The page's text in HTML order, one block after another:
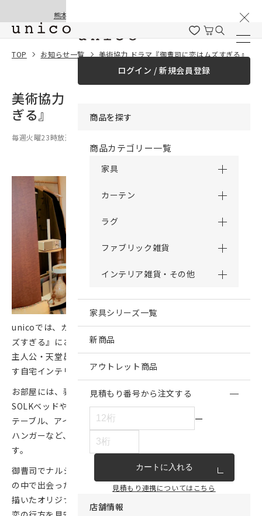
熊本地震の影響による配送遅延と停止について
ログイン / 新規会員登録
商品を探す
商品カテゴリー一覧
家具
カーテン
ラグ
ファブリック雑貨
インテリア雑貨・その他
家具シリーズ一覧
新商品
アウトレット商品
見積もり番号から注文する
ー
カートに入れる
見積もり連携についてはこちら
店舗情報
TOP お知らせ一覧 美術協力 ドラマ『御曹司に恋はムズすぎる』
美術協力 ドラマ『御曹司に恋はムズす
ぎる』
毎週火曜23時放送
unicoでは、 カンテレ・フジテレビ系ドラマ『御曹司に恋はム
ズすぎる』において、
主人公・天堂昴が暮らす自宅と、ヒロイン・花倉まどかが暮ら
す自宅インテリアのそれぞれに美術協力をしています。
お部屋には、表情のあるラタンのヘッドボードが印象的な
SOLKベッドや、ラタンとガラスを組み合わせたWEAVAロー
テーブル、アイアンで機能的にデザインされたSARAHポール
ハンガーなど、たくさんのunicoアイテムが使用されていま
す。
御曹司でナルシストな性格の天堂昴が、初めての庶民暮らし
の中で出会った花倉まどかとの恋を通じて成長していく姿を
描いたオリジナルストーリー。